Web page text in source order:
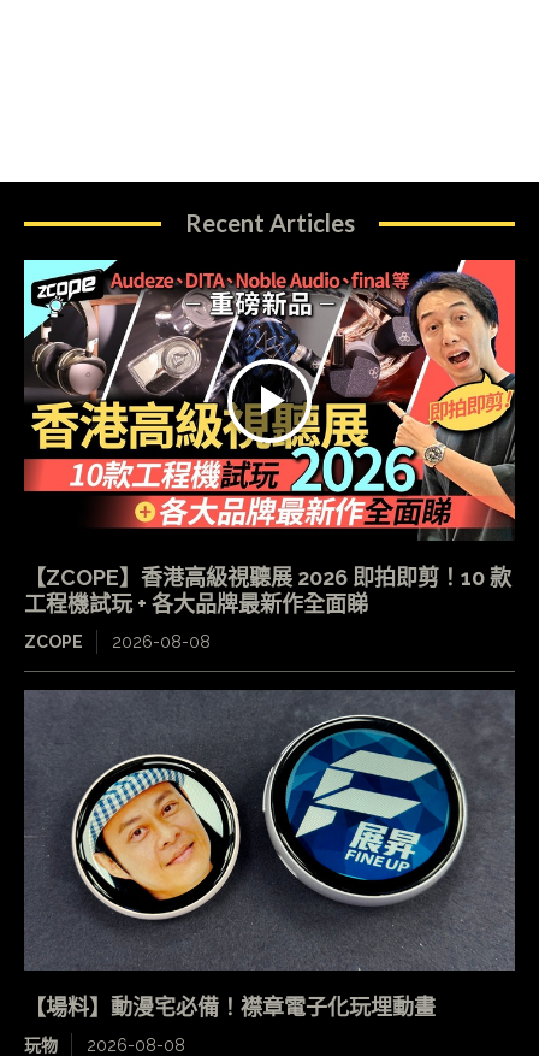
Recent Articles
【ZCOPE】香港高級視聽展 2026 即拍即剪！10 款
工程機試玩 + 各大品牌最新作全面睇
ZCOPE 2026-08-08
【場料】動漫宅必備！襟章電子化玩埋動畫
玩物 2026-08-08